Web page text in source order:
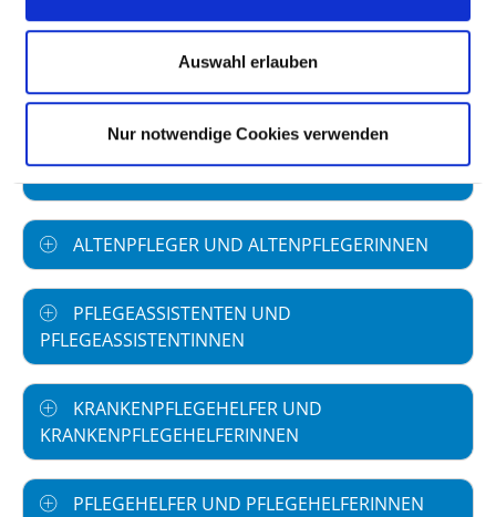
Auswahl erlauben
Nur notwendige Cookies verwenden
Personal in der
stationären Versorgung
0,00
GESUNDHEITS- UND
KINDERKRANKENPFLEGER UND GESUNDHEITS-
ALTENPFLEGER UND ALTENPFLEGERINNEN
PFLEGEASSISTENTEN UND
PFLEGEASSISTENTINNEN
KRANKENPFLEGEHELFER UND
KRANKENPFLEGEHELFERINNEN
PFLEGEHELFER UND PFLEGEHELFERINNEN